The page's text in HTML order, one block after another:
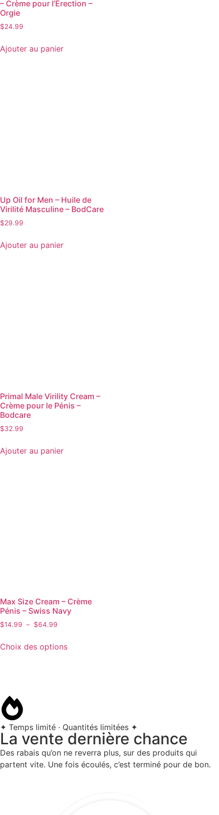
– Crème pour l’Érection –
Orgie
$24.99
Ajouter au panier
Up Oil for Men – Huile de
Virilité Masculine – BodCare
$29.99
Ajouter au panier
Primal Male Virility Cream –
Crème pour le Pénis –
Bodcare
$32.99
Ajouter au panier
Max Size Cream – Crème
Pénis – Swiss Navy
$14.99 – $64.99
Choix des options
✦ Temps limité · Quantités limitées ✦
La vente dernière chance
Des rabais qu’on ne reverra plus, sur des produits qui
partent vite. Une fois écoulés, c’est terminé pour de bon.